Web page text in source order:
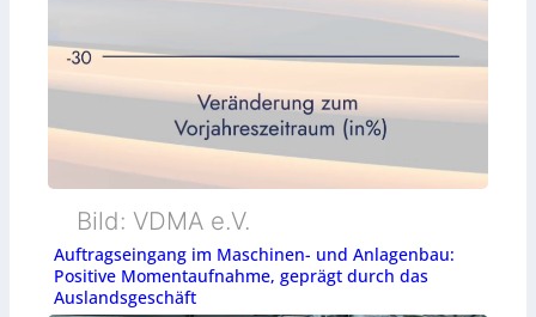
Bild: VDMA e.V.
Auftragseingang im Maschinen- und Anlagenbau:
Positive Momentaufnahme, geprägt durch das
Auslandsgeschäft